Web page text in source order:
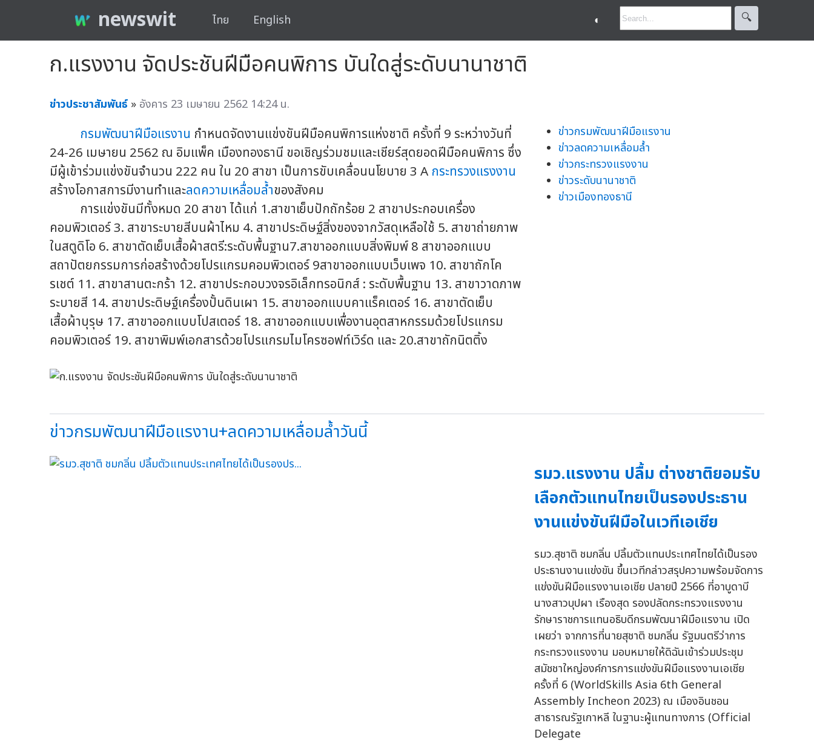
newswit ไทย English ◐ 🔍︎
ก.แรงงาน จัดประชันฝีมือคนพิการ บันใดสู่ระดับนานาชาติ
ข่าวประชาสัมพันธ์ » อังคาร 23 เมษายน 2562 14:24 น.
กรมพัฒนาฝีมือแรงาน กำหนดจัดงานแข่งขันฝีมือคนพิการแห่งชาติ ครั้งที่ 9 ระหว่างวันที่
24-26 เมษายน 2562 ณ อิมแพ็ค เมืองทองธานี ขอเชิญร่วมชมและเชียร์สุดยอดฝีมือคนพิการ ซึ่ง
มีผู้เข้าร่วมแข่งขันจำนวน 222 คน ใน 20 สาขา เป็นการขับเคลื่อนนโยบาย 3 A กระทรวงแรงงาน
สร้างโอกาสการมีงานทำและลดความเหลื่อมล้ำของสังคม
การแข่งขันมีทั้งหมด 20 สาขา ได้แก่ 1.สาขาเย็บปักถักร้อย 2 สาขาประกอบเครื่อง
คอมพิวเตอร์ 3. สาขาระบายสีบนผ้าไหม 4. สาขาประดิษฐ์สิ่งของจากวัสดุเหลือใช้ 5. สาขาถ่ายภาพ
ในสตูดิโอ 6. สาขาตัดเย็บเสื้อผ้าสตรี:ระดับพื้นฐาน7.สาขาออกแบบสิ่งพิมพ์ 8 สาขาออกแบบ
สถาปัตยกรรมการก่อสร้างด้วยโปรแกรมคอมพิวเตอร์ 9สาขาออกแบบเว็บเพจ 10. สาขาถักโค
รเชต์ 11. สาขาสานตะกร้า 12. สาขาประกอบวงจรอิเล็กทรอนิกส์ : ระดับพื้นฐาน 13. สาขาวาดภาพ
ระบายสี 14. สาขาประดิษฐ์เครื่องปั้นดินเผา 15. สาขาออกแบบคาแร็คเตอร์ 16. สาขาตัดเย็บ
เสื้อผ้าบุรุษ 17. สาขาออกแบบโปสเตอร์ 18. สาขาออกแบบเพื่องานอุตสาหกรรมด้วยโปรแกรม
คอมพิวเตอร์ 19. สาขาพิมพ์เอกสารด้วยโปรแกรมไมโครซอฟท์เวิร์ด และ 20.สาขาถักนิตติ้ง
ข่าวกรมพัฒนาฝีมือแรงาน
ข่าวลดความเหลื่อมล้ำ
ข่าวกระทรวงแรงงาน
ข่าวระดับนานาชาติ
ข่าวเมืองทองธานี
ข่าวกรมพัฒนาฝีมือแรงาน+ลดความเหลื่อมล้ำวันนี้
รมว.แรงงาน ปลื้ม ต่างชาติยอมรับ
เลือกตัวแทนไทยเป็นรองประธาน
งานแข่งขันฝีมือในเวทีเอเชีย
รมว.สุชาติ ชมกลิ่น ปลิ้มตัวแทนประเทศไทยได้เป็นรอง
ประธานงานแข่งขัน ขึ้นเวทีกล่าวสรุปความพร้อมจัดการ
แข่งขันฝีมือแรงงานเอเชีย ปลายปี 2566 ที่อาบูดาบี
นางสาวบุปผา เรืองสุด รองปลัดกระทรวงแรงงาน
รักษาราชการแทนอธิบดีกรมพัฒนาฝีมือแรงาน เปิด
เผยว่า จากการที่นายสุชาติ ชมกลิ่น รัฐมนตรีว่าการ
กระทรวงแรงงาน มอบหมายให้ดิฉันเข้าร่วมประชุม
สมัชชาใหญ่องค์การการแข่งขันฝีมือแรงงานเอเชีย
ครั้งที่ 6 (WorldSkills Asia 6th General
Assembly Incheon 2023) ณ เมืองอินชอน
สาธารณรัฐเกาหลี ในฐานะผู้แทนทางการ (Official
Delegate